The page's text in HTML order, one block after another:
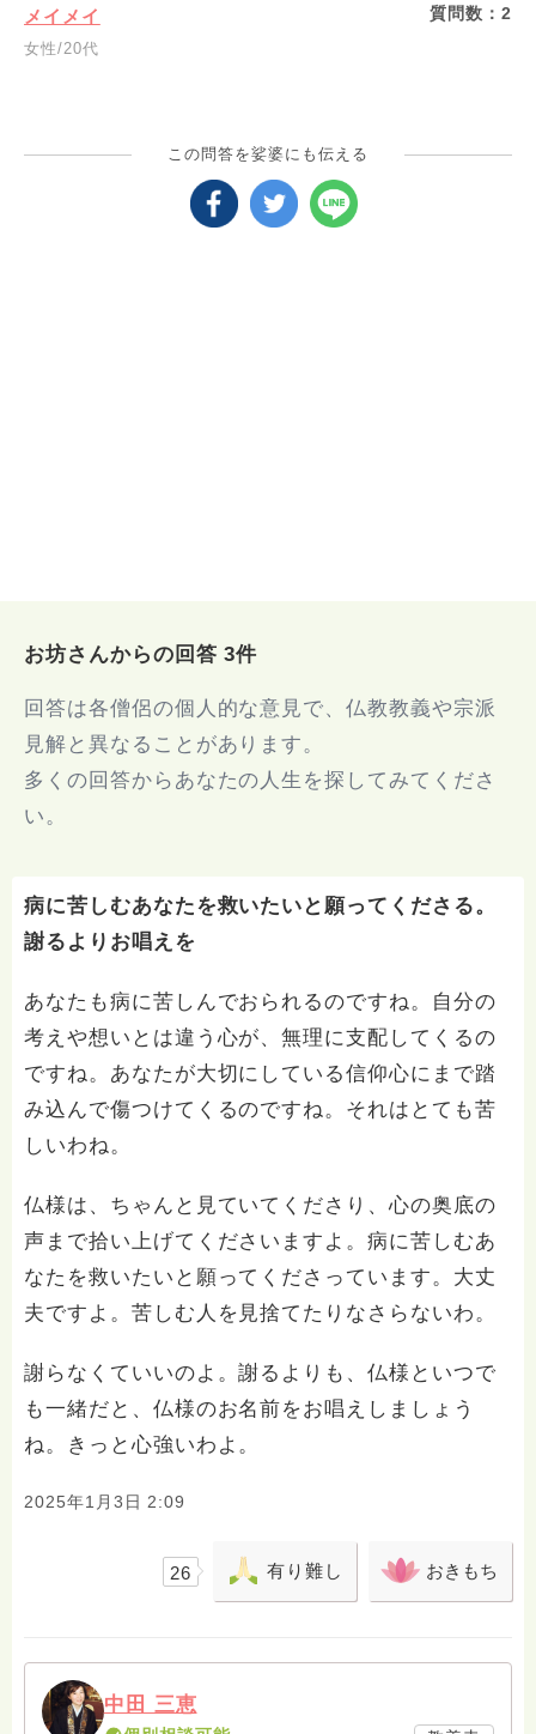
メイメイ
女性/20代
質問数：2
この問答を娑婆にも伝える
お坊さんからの回答 3件
回答は各僧侶の個人的な意見で、仏教教義や宗派
見解と異なることがあります。
多くの回答からあなたの人生を探してみてくださ
い。
病に苦しむあなたを救いたいと願ってくださる。
謝るよりお唱えを
あなたも病に苦しんでおられるのですね。自分の
考えや想いとは違う心が、無理に支配してくるの
ですね。あなたが大切にしている信仰心にまで踏
み込んで傷つけてくるのですね。それはとても苦
しいわね。
仏様は、ちゃんと見ていてくださり、心の奥底の
声まで拾い上げてくださいますよ。病に苦しむあ
なたを救いたいと願ってくださっています。大丈
夫ですよ。苦しむ人を見捨てたりなさらないわ。
謝らなくていいのよ。謝るよりも、仏様といつで
も一緒だと、仏様のお名前をお唱えしましょう
ね。きっと心強いわよ。
2025年1月3日 2:09
26 有り難し おきもち
中田 三恵